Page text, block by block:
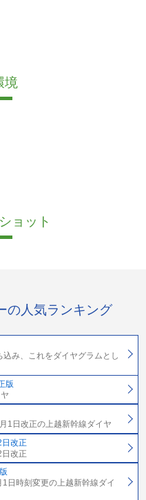
境
ョット
の人気ランキング
み、これをダイヤグラムとし
版
1日改正の上越新幹線ダイヤ
改正
改正
日時刻変更の上越新幹線ダイ